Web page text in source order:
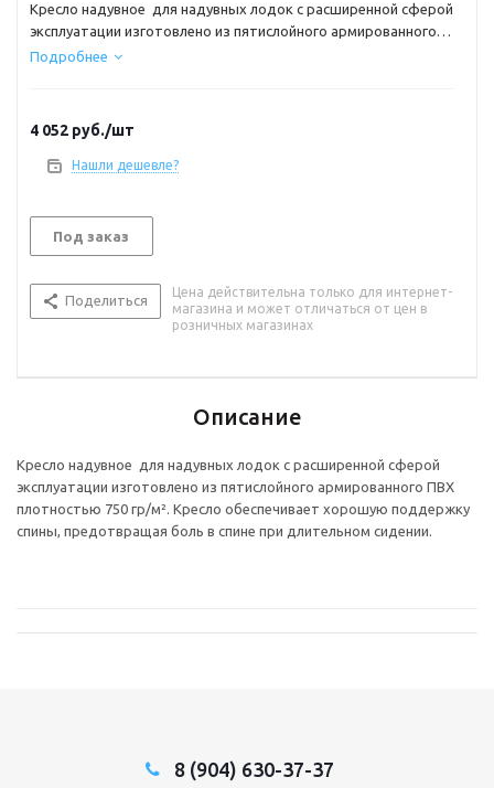
Кресло надувное для надувных лодок с расширенной сферой
эксплуатации изготовлено из пятислойного армированного
ПВХ плотностью 750 гр/м². Кресло обеспечивает хорошую
Подробнее
4 052 руб./шт
Нашли дешевле?
Под заказ
Поделиться
Цена действительна только для интернет-
магазина и может отличаться от цен в
розничных магазинах
Описание
Кресло надувное для надувных лодок с расширенной сферой
эксплуатации изготовлено из пятислойного армированного ПВХ
плотностью 750 гр/м². Кресло обеспечивает хорошую поддержку
спины, предотвращая боль в спине при длительном сидении.
8 (904) 630-37-37